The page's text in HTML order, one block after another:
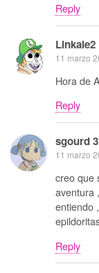
Reply
Linkale2
11 marzo
Hora de
Reply
sgourd
11 marzo
creo que
aventura
entiendo
Reply